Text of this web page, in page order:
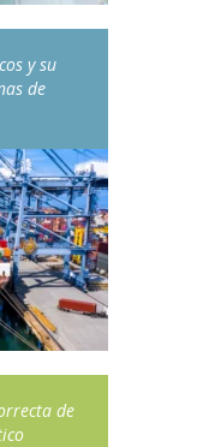
y su
de
de